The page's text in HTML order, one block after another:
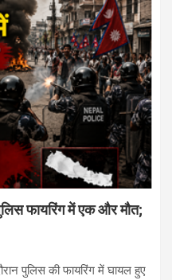
फायरिंग में एक और मौत;
पुलिस की फायरिंग में घायल हुए